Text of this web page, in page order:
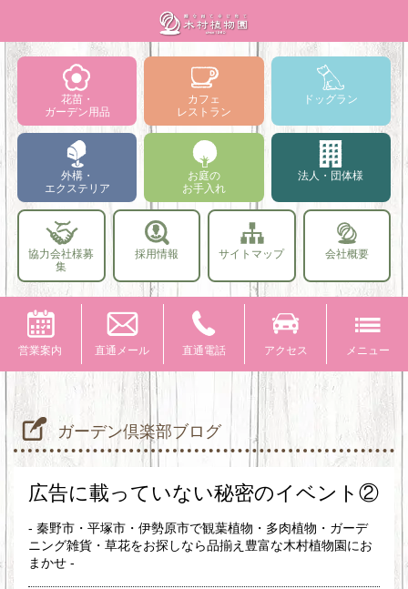
花苗・
ガーデン用品
カフェ
レストラン
ドッグラン
外構・
エクステリア
お庭の
お手入れ
法人・団体様
協力会社様募
集
採用情報 サイトマップ 会社概要
営業案内 直通メール 直通電話 アクセス メニュー
ガーデン倶楽部ブログ
広告に載っていない秘密のイベント②
- 秦野市・平塚市・伊勢原市で観葉植物・多肉植物・ガーデ
ニング雑貨・草花をお探しなら品揃え豊富な木村植物園にお
まかせ -